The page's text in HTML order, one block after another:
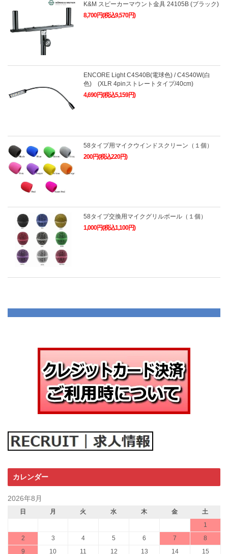
K&M スピーカーマウント金具 24105B (ブラック)
8,700円(税込9,570円)
ENCORE Light C4S40B(電球色) / C4S40W(白
色) (XLR 4pinストレートタイプ/40cm)
4,690円(税込5,159円)
58タイプ用マイクウインドスクリーン（１個）
200円(税込220円)
58タイプ交換用マイクグリルボール（１個）
1,000円(税込1,100円)
カレンダー
2026年8月
日 月 火 水 木 金
土
1
2
3 4 5 6 7
8
9
10 11 12 13 14 15